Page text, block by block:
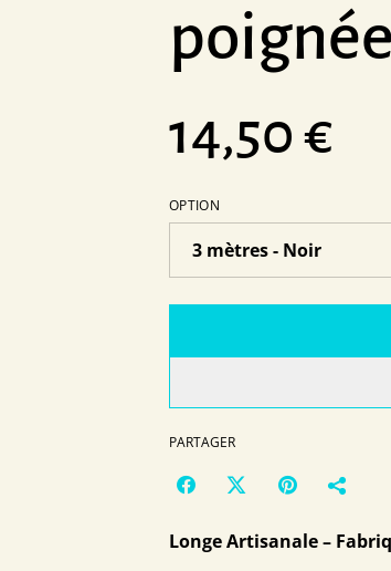
14,50 €
OPTION
PARTAGER
Longe Artisanale –